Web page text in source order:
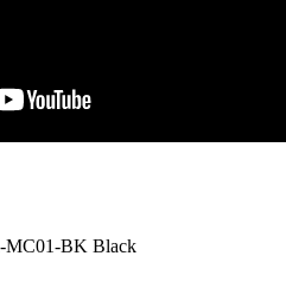
MC01-BK Black